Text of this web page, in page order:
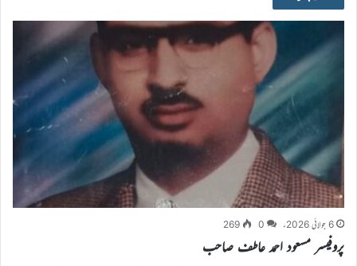
6 جولائی 2026ء 0
269
پروفیسر مسعود احمد عاطف صاحب